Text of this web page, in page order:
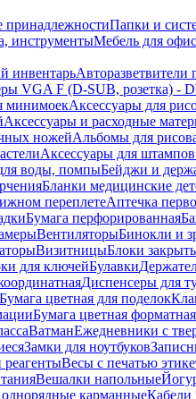
Папки и
инструментыМебель для
инвентарьАвторазветвители
VGA F (D-SUB, розетка) -
минимоекАксессуары для
Аксессуары и расходные
ножейАльбомы для
Аксессуары для
воды, помпыБейджи и
Бланки медицинские
переплетеАптечка
Бумага перфорированная
ВентиляторыБинокли и
ВизитницыБлоки
для ключейБулавки
Диспенсеры для
Бумага цветная для поделок
Бумага цветная
ВатманЕжедневники с
Замки для ноутбуков
реагентыВесы с печатью
Вешалки напольные
карманныеКабели